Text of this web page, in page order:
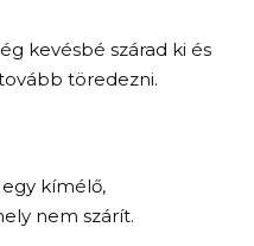
kevésbé szárad ki és
töredezni.
kímélő,
nem szárít.